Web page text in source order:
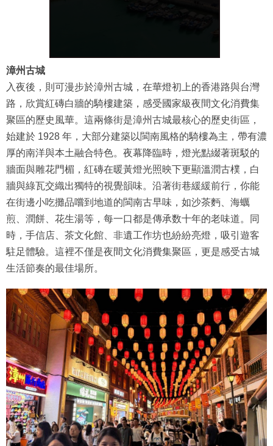
漳州古城
入夜後，則可漫步於漳州古城，在華燈初上的香港路與台灣
路，欣賞紅磚白牆的騎樓建築，感受國家級夜間文化消費集
聚區的歷史風華。這兩條街是漳州古城最核心的歷史街區，
始建於 1928 年，大部分建築以閩南風格的騎樓為主，帶有濃
厚的南洋與本土融合特色。夜幕降臨時，燈光點綴著斑駁的
牆面與雕花門楣，紅磚在暖黃燈光照映下更顯溫潤古樸，白
牆與綠瓦交織出獨特的視覺韻味。沿著街巷緩緩前行，你能
在街邊小吃攤品嚐到地道的閩南古早味，如沙茶麪、海蠣
煎、潤餅、花生湯等，每一口都是傳承数十年的老味道。同
時，手信店、茶文化館、非遺工作坊也紛紛亮燈，吸引遊客
駐足體驗。這裡不僅是夜間文化消費集聚區，更是感受古城
生活節奏的最佳場所。